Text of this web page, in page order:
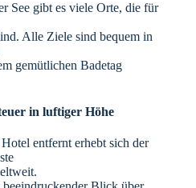
See gibt es viele Orte, die für
Alle Ziele sind bequem in
gemütlichen Badetag
in luftiger Höhe
entfernt erhebt sich der